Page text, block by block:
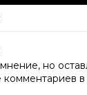
но